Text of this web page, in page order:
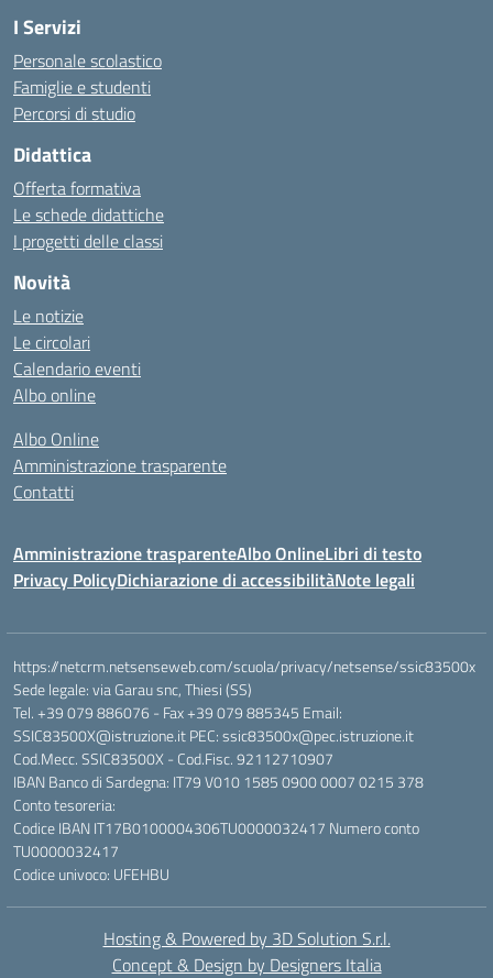
I Servizi
Personale scolastico
Famiglie e studenti
Percorsi di studio
Didattica
Offerta formativa
Le schede didattiche
I progetti delle classi
Novità
Le notizie
Le circolari
Calendario eventi
Albo online
Albo Online
Amministrazione trasparente
Contatti
Amministrazione trasparenteAlbo OnlineLibri di testo
Privacy PolicyDichiarazione di accessibilitàNote legali
https://netcrm.netsenseweb.com/scuola/privacy/netsense/ssic83500x
Sede legale: via Garau snc, Thiesi (SS)
Tel. +39 079 886076 - Fax +39 079 885345 Email:
SSIC83500X@istruzione.it PEC: ssic83500x@pec.istruzione.it
Cod.Mecc. SSIC83500X - Cod.Fisc. 92112710907
IBAN Banco di Sardegna: IT79 V010 1585 0900 0007 0215 378
Conto tesoreria:
Codice IBAN IT17B0100004306TU0000032417 Numero conto
TU0000032417
Codice univoco: UFEHBU
Hosting & Powered by 3D Solution S.r.l.
Concept & Design by Designers Italia